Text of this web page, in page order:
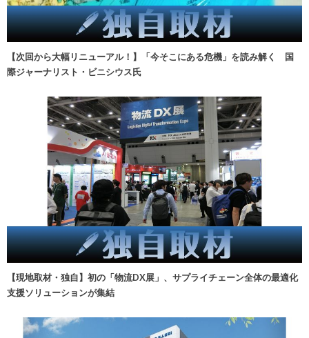
【次回から大幅リニューアル！】「今そこにある危機」を読み解く 国
際ジャーナリスト・ビニシウス氏
【現地取材・独自】初の「物流DX展」、サプライチェーン全体の最適化
支援ソリューションが集結